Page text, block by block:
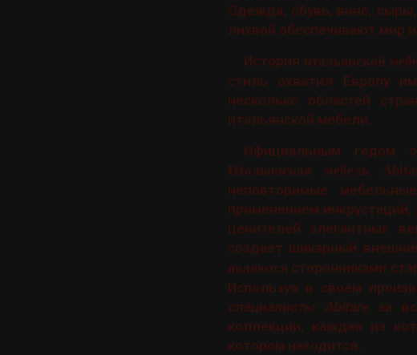
Одежда, обувь, вино,
лихвой обеспечивают мир
История итальянской
стиль охватил Европу
несколько областей
итальянской мебели.
Официальным годом
Итальянская мебель
неповторимые
применением
ценителей элегантных
создает шикарный
являются сторонниками
Используя в своем
специалисты Abitareза
коллекции, каждая из
котором находится.